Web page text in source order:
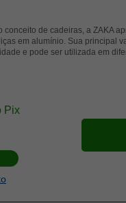
de cadeiras, a ZAKA
em alumínio. Sua principal
e pode ser utilizada em
Pix